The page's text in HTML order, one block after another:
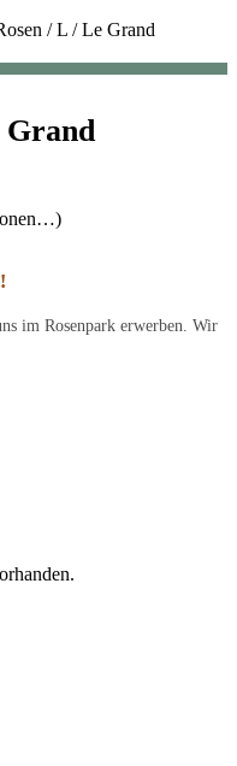
/L /Le Grand
Grand
im Rosenpark erwerben. Wir